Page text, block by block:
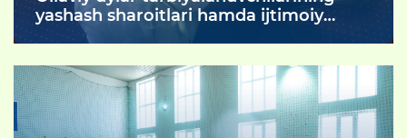
yashash sharoitlari hamda ijtimoiy
ahvoli o‘rganildi.